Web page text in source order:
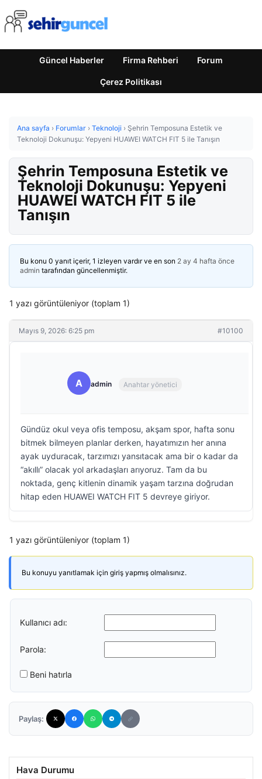
Güncel Haberler Firma Rehberi Forum
Çerez Politikası
Ana sayfa › Forumlar › Teknoloji › Şehrin Temposuna Estetik ve
Teknoloji Dokunuşu: Yepyeni HUAWEI WATCH FIT 5 ile Tanışın
Şehrin Temposuna Estetik ve
Teknoloji Dokunuşu: Yepyeni
HUAWEI WATCH FIT 5 ile
Tanışın
Bu konu 0 yanıt içerir, 1 izleyen vardır ve en son 2 ay 4 hafta önce
admin tarafından güncellenmiştir.
1 yazı görüntüleniyor (toplam 1)
Mayıs 9, 2026: 6:25 pm #10100
A admin Anahtar yönetici
Gündüz okul veya ofis temposu, akşam spor, hafta sonu
bitmek bilmeyen planlar derken, hayatımızın her anına
ayak uyduracak, tarzımızı yansıtacak ama bir o kadar da
“akıllı” olacak yol arkadaşları arıyoruz. Tam da bu
noktada, genç kitlenin dinamik yaşam tarzına doğrudan
hitap eden HUAWEI WATCH FIT 5 devreye giriyor.
1 yazı görüntüleniyor (toplam 1)
Bu konuyu yanıtlamak için giriş yapmış olmalısınız.
Kullanıcı adı:
Parola:
Beni hatırla
Paylaş:
Hava Durumu